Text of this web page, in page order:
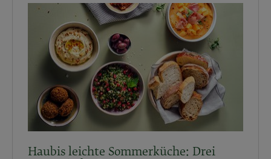
Haubis leichte Sommerküche: Drei